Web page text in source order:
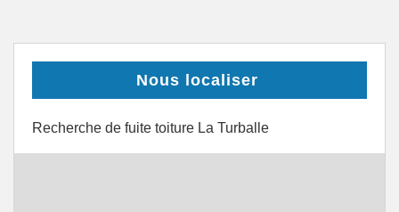
Nous localiser
Recherche de fuite toiture La Turballe